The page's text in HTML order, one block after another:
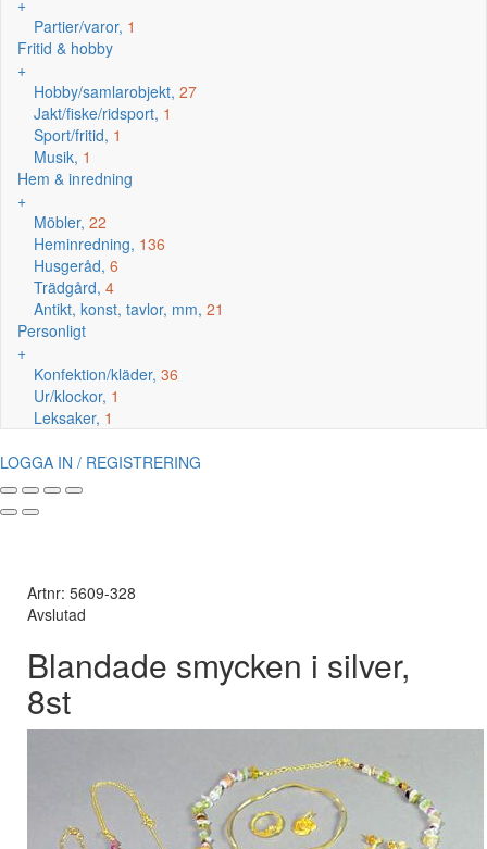
+
Partier/varor, 1
Fritid & hobby
+
Hobby/samlarobjekt, 27
Jakt/fiske/ridsport, 1
Sport/fritid, 1
Musik, 1
Hem & inredning
+
Möbler, 22
Heminredning, 136
Husgeråd, 6
Trädgård, 4
Antikt, konst, tavlor, mm, 21
Personligt
+
Konfektion/kläder, 36
Ur/klockor, 1
Leksaker, 1
LOGGA IN / REGISTRERING
Artnr: 5609-328
Avslutad
Blandade smycken i silver,
8st